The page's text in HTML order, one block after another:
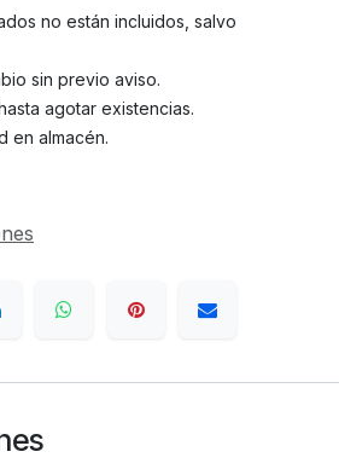
no están incluidos, salvo
sin previo aviso.
agotar existencias.
en almacén.